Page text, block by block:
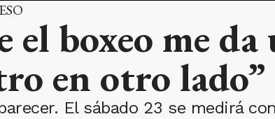
el boxeo me
en otro lado”
El sábado 23 se medirá